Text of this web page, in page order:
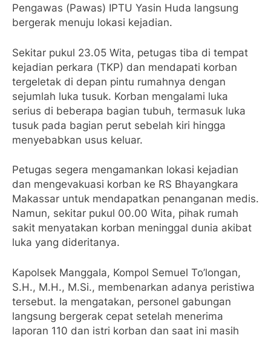
Pengawas (Pawas) IPTU Yasin Huda langsung
bergerak menuju lokasi kejadian.
Sekitar pukul 23.05 Wita, petugas tiba di tempat
kejadian perkara (TKP) dan mendapati korban
tergeletak di depan pintu rumahnya dengan
sejumlah luka tusuk. Korban mengalami luka
serius di beberapa bagian tubuh, termasuk luka
tusuk pada bagian perut sebelah kiri hingga
menyebabkan usus keluar.
Petugas segera mengamankan lokasi kejadian
dan mengevakuasi korban ke RS Bhayangkara
Makassar untuk mendapatkan penanganan medis.
Namun, sekitar pukul 00.00 Wita, pihak rumah
sakit menyatakan korban meninggal dunia akibat
luka yang dideritanya.
Kapolsek Manggala, Kompol Semuel To’longan,
S.H., M.H., M.Si., membenarkan adanya peristiwa
tersebut. Ia mengatakan, personel gabungan
langsung bergerak cepat setelah menerima
laporan 110 dan istri korban dan saat ini masih